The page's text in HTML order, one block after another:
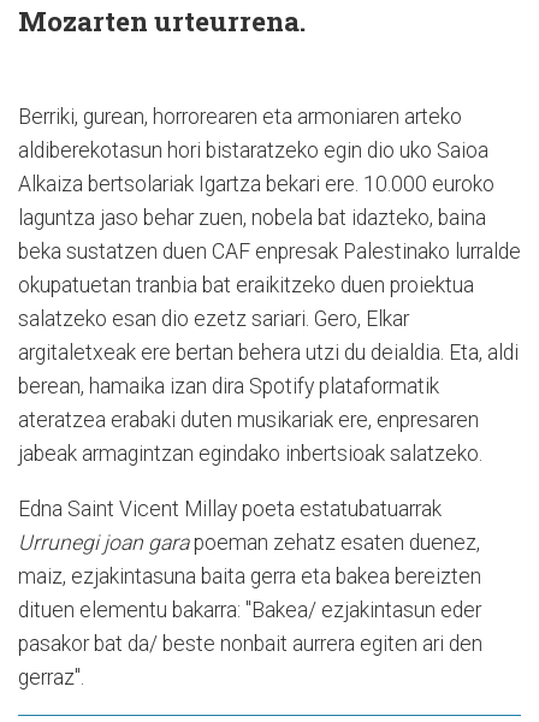
Mozarten urteurrena.
Berriki, gurean, horrorearen eta armoniaren arteko
aldiberekotasun hori bistaratzeko egin dio uko Saioa
Alkaiza bertsolariak Igartza bekari ere. 10.000 euroko
laguntza jaso behar zuen, nobela bat idazteko, baina
beka sustatzen duen CAF enpresak Palestinako lurralde
okupatuetan tranbia bat eraikitzeko duen proiektua
salatzeko esan dio ezetz sariari. Gero, Elkar
argitaletxeak ere bertan behera utzi du deialdia. Eta, aldi
berean, hamaika izan dira Spotify plataformatik
ateratzea erabaki duten musikariak ere, enpresaren
jabeak armagintzan egindako inbertsioak salatzeko.
Edna Saint Vicent Millay poeta estatubatuarrak
Urrunegi joan garapoeman zehatz esaten duenez,
maiz, ezjakintasuna baita gerra eta bakea bereizten
dituen elementu bakarra: "Bakea/ ezjakintasun eder
pasakor bat da/ beste nonbait aurrera egiten ari den
gerraz".